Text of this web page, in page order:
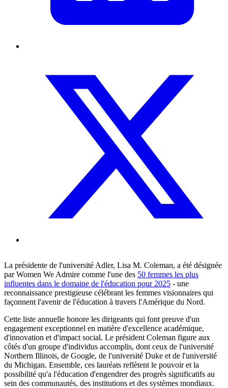
La présidente de l'université Adler, Lisa M. Coleman, a été désignée
par Women We Admire comme l'une des 50 femmes les plus
influentes dans le domaine de l'éducation pour 2025 - une
reconnaissance prestigieuse célébrant les femmes visionnaires qui
façonnent l'avenir de l'éducation à travers l'Amérique du Nord.
Cette liste annuelle honore les dirigeants qui font preuve d'un
engagement exceptionnel en matière d'excellence académique,
d'innovation et d'impact social. Le président Coleman figure aux
côtés d'un groupe d'individus accomplis, dont ceux de l'université
Northern Illinois, de Google, de l'université Duke et de l'université
du Michigan. Ensemble, ces lauréats reflètent le pouvoir et la
possibilité qu'a l'éducation d'engendrer des progrès significatifs au
sein des communautés, des institutions et des systèmes mondiaux.